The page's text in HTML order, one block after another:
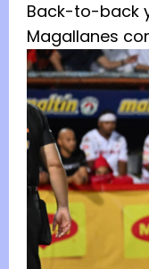
Back-to-back
Magallanes